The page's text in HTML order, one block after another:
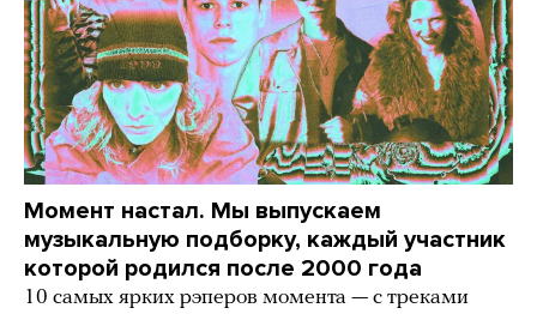
Момент настал. Мы выпускаем
музыкальную подборку, каждый участник
которой родился после 2000 года
10 самых ярких рэперов момента — с треками